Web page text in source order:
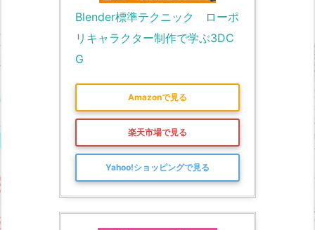
Blender標準テクニック　ローポ
リキャラクター制作で学ぶ3DC
G
Amazonで見る
楽天市場で見る
Yahoo!ショッピングで見る